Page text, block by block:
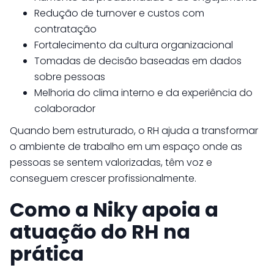
Redução de turnover e custos com
contratação
Fortalecimento da cultura organizacional
Tomadas de decisão baseadas em dados
sobre pessoas
Melhoria do clima interno e da experiência do
colaborador
Quando bem estruturado, o RH ajuda a transformar
o ambiente de trabalho em um espaço onde as
pessoas se sentem valorizadas, têm voz e
conseguem crescer profissionalmente.
Como a Niky apoia a
atuação do RH na
prática